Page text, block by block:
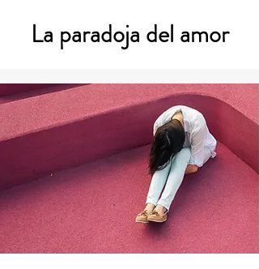
La paradoja del amor